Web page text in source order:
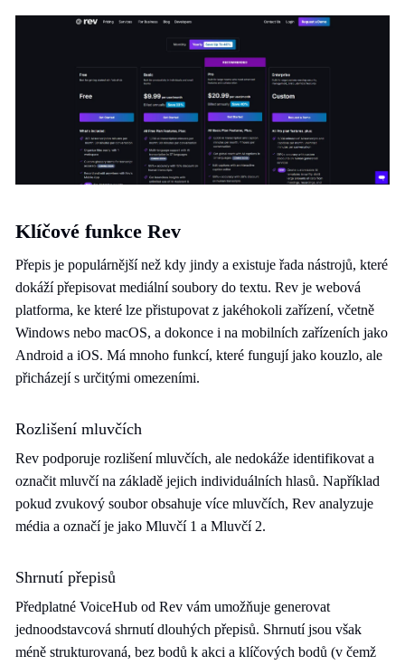
Klíčové funkce Rev
Přepis je populárnější než kdy jindy a existuje řada nástrojů, které
dokáží přepisovat mediální soubory do textu. Rev je webová
platforma, ke které lze přistupovat z jakéhokoli zařízení, včetně
Windows nebo macOS, a dokonce i na mobilních zařízeních jako
Android a iOS. Má mnoho funkcí, které fungují jako kouzlo, ale
přicházejí s určitými omezeními.
Rozlišení mluvčích
Rev podporuje rozlišení mluvčích, ale nedokáže identifikovat a
označit mluvčí na základě jejich individuálních hlasů. Například
pokud zvukový soubor obsahuje více mluvčích, Rev analyzuje
média a označí je jako Mluvčí 1 a Mluvčí 2.
Shrnutí přepisů
Předplatné VoiceHub od Rev vám umožňuje generovat
jednoodstavcová shrnutí dlouhých přepisů. Shrnutí jsou však
méně strukturovaná, bez bodů k akci a klíčových bodů (v čemž